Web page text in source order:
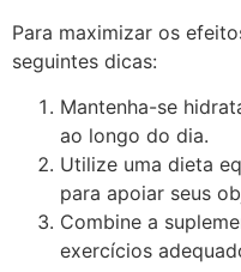
Para maximizar os
seguintes dicas:
Mantenha-se
ao longo do dia.
Utilize uma dieta
para apoiar seus
Combine a
exercícios